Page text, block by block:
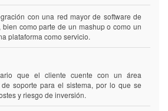
con una red mayor de software de
bien como parte de un mashup o como un
plataforma como servicio.
que el cliente cuente con un área
soporte para el sistema, por lo que se
y riesgo de inversión.